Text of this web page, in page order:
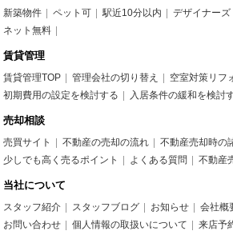
新築物件 ペット可 駅近10分以内 デザイナーズ
ネット無料
賃貸管理
賃貸管理TOP 管理会社の切り替え
空室対策リフ
初期費用の設定を検討する
入居条件の緩和を検討
売却相談
売買サイト 不動産の売却の流れ
不動産売却時の
少しでも高く売るポイント
よくある質問 不動産
当社について
スタッフ紹介 スタッフブログ お知らせ 会社概
お問い合わせ
個人情報の取扱いについて 来店予